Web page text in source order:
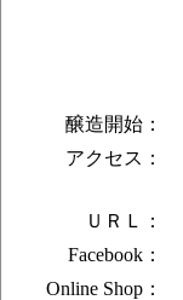
醸造開始：
アクセス：
ＵＲＬ：
Facebook：
Online Shop：